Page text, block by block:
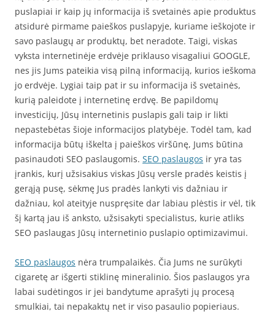
puslapiai ir kaip jų informacija iš svetainės apie produktus
atsidurė pirmame paieškos puslapyje, kuriame ieškojote ir
savo paslaugų ar produktų, bet neradote. Taigi, viskas
vyksta internetinėje erdvėje priklauso visagaliui GOOGLE,
nes jis Jums pateikia visą pilną informaciją, kurios ieškoma
jo erdvėje. Lygiai taip pat ir su informacija iš svetainės,
kurią paleidote į internetinę erdvę. Be papildomų
investicijų, Jūsų internetinis puslapis gali taip ir likti
nepastebėtas šioje informacijos platybėje. Todėl tam, kad
informacija būtų iškelta į paieškos viršūnę, Jums būtina
pasinaudoti SEO paslaugomis. SEO paslaugos ir yra tas
įrankis, kurį užsisakius viskas Jūsų versle pradės keistis į
gerąją pusę, sėkmę Jus pradės lankyti vis dažniau ir
dažniau, kol ateityje nuspręsite dar labiau plėstis ir vėl, tik
šį kartą jau iš anksto, užsisakyti specialistus, kurie atliks
SEO paslaugas Jūsų internetinio puslapio optimizavimui.
SEO paslaugos nėra trumpalaikės. Čia Jums ne surūkyti
cigaretę ar išgerti stiklinę mineralinio. Šios paslaugos yra
labai sudėtingos ir jei bandytume aprašyti jų procesą
smulkiai, tai nepakaktų net ir viso pasaulio popieriaus.